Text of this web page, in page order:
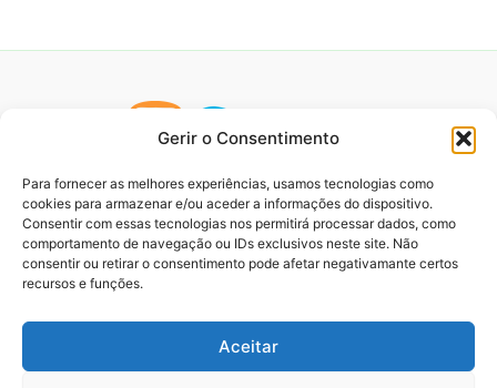
Gerir o Consentimento
Para fornecer as melhores experiências, usamos tecnologias como
cookies para armazenar e/ou aceder a informações do dispositivo.
Consentir com essas tecnologias nos permitirá processar dados, como
comportamento de navegação ou IDs exclusivos neste site. Não
consentir ou retirar o consentimento pode afetar negativamante certos
recursos e funções.
Aceitar